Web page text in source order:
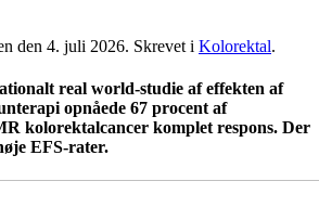
den 4. juli 2026. Skrevet i Kolorektal.
real world-studie af effekten af
opnåede 67 procent af
kolorektalcancer komplet respons. Der
EFS-rater.